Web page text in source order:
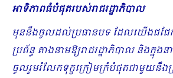
អាទិភាពធំបំផុតរបស់រាជរដ្ឋាភិបាល
មុននឹងចូលដល់ប្រធានបទ ដែលយើងជជែកគ្
ប្រព័ន្ធ តាងនាមឱ្យរាជរដ្ឋាភិបាល និងក្នុងន
ចូលរួមរំលែកទុក្ខក្រៀមក្រំបំផុត​ជាមួយនឹ